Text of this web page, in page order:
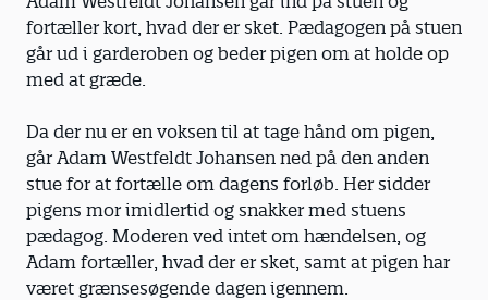
fortæller kort, hvad der er sket. Pædagogen på stuen
går ud i garderoben og beder pigen om at holde op
med at græde.
Da der nu er en voksen til at tage hånd om pigen,
går Adam Westfeldt Johansen ned på den anden
stue for at fortælle om dagens forløb. Her sidder
pigens mor imidlertid og snakker med stuens
pædagog. Moderen ved intet om hændelsen, og
Adam fortæller, hvad der er sket, samt at pigen har
været grænsesøgende dagen igennem.